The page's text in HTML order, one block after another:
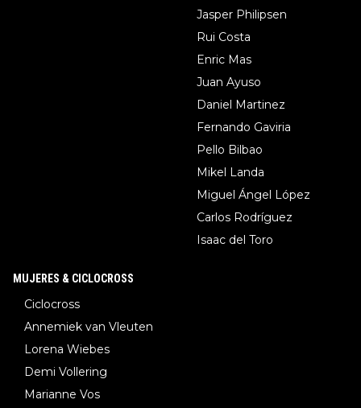
Jasper Philipsen
Rui Costa
Enric Mas
Juan Ayuso
Daniel Martinez
Fernando Gaviria
Pello Bilbao
Mikel Landa
Miguel Ángel López
Carlos Rodríguez
Isaac del Toro
MUJERES & CICLOCROSS
Ciclocross
Annemiek van Vleuten
Lorena Wiebes
Demi Vollering
Marianne Vos